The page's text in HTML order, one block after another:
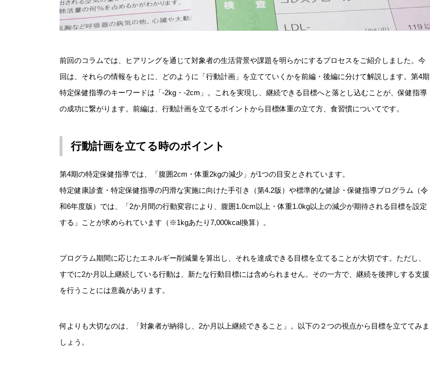
前回のコラムでは、ヒアリングを通じて対象者の生活背景や課題を明らかにするプロセスをご紹介しました。今
回は、それらの情報をもとに、どのように「行動計画」を立てていくかを前編・後編に分けて解説します。第4期
特定保健指導のキーワードは「-2kg・-2cm」。これを実現し、継続できる目標へと落とし込むことが、保健指導
の成功に繋がります。前編は、行動計画を立てるポイントから目標体重の立て方、食習慣についてです。
行動計画を立てる時のポイント
第4期の特定保健指導では、「腹囲2cm・体重2kgの減少」が1つの目安とされています。
特定健康診査・特定保健指導の円滑な実施に向けた手引き（第4.2版）や標準的な健診・保健指導プログラム（令
和6年度版）では、「2か月間の行動変容により、腹囲1.0cm以上・体重1.0kg以上の減少が期待される目標を設定
する」ことが求められています（※1kgあたり7,000kcal換算）。
プログラム期間に応じたエネルギー削減量を算出し、それを達成できる目標を立てることが大切です。ただし、
すでに2か月以上継続している行動は、新たな行動目標には含められません。その一方で、継続を後押しする支援
を行うことには意義があります。
何よりも大切なのは、「対象者が納得し、2か月以上継続できること」。以下の２つの視点から目標を立ててみま
しょう。